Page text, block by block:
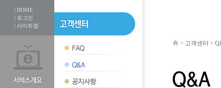
| HOME
| 로그인
| 사이트맵
> 고객센터 >